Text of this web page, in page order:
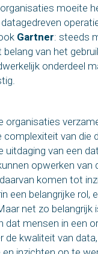
moeite
Gartner: steeds
van het
onderdeel
organisaties
van die
van een
opwerken van
komen tot
een belangrijke rol,
net zo belangrijk
dat mensen in een
de kwaliteit van